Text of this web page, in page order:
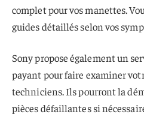
complet pour vos manettes.
guides détaillés selon vos
Sony propose également un
payant pour faire examiner
techniciens. Ils pourront la
pièces défaillantes si